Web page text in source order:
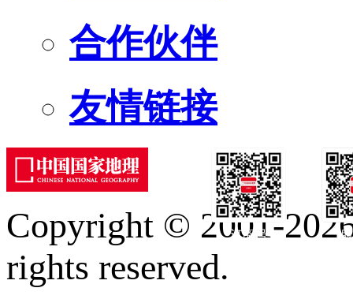
合作伙伴
友情链接
订阅号
Copyright © 2001-
rights reserved.